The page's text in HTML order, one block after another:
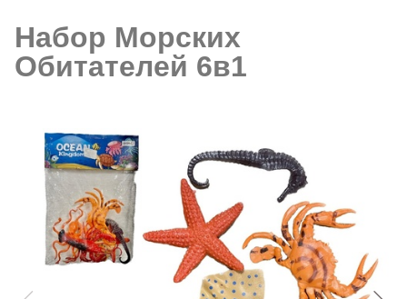
Набор Морских
Обитателей 6в1